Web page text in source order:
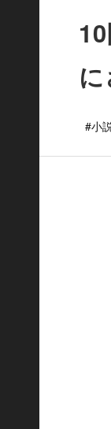
#小